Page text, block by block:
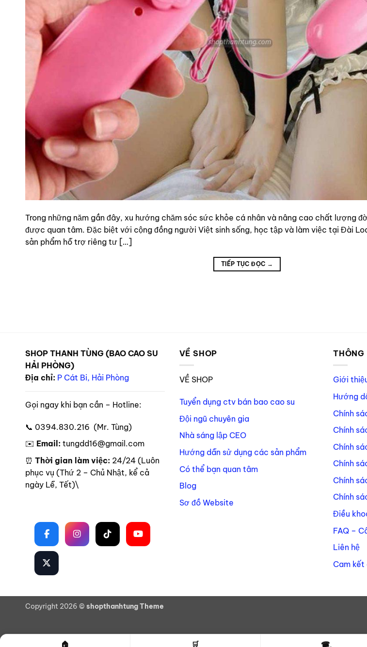
Trong những năm gần đây, xu hướng chăm sóc sức khỏe cá nhân và nâng cao chất lượng
được quan tâm. Đặc biệt với cộng đồng người Việt sinh sống, học tập và làm việc tại Đài
sản phẩm hỗ trợ riêng tư […]
TIẾP TỤC ĐỌC →
SHOP THANH TÙNG (BAO CAO SU
HẢI PHÒNG)
Địa chỉ: P Cát Bi, Hải Phòng
Gọi ngay khi bạn cần – Hotline:
📞 0394.830.216 (Mr. Tùng)
✉️ Email: tungdd16@gmail.com
⏰ Thời gian làm việc: 24/24 (Luôn
phục vụ (Thứ 2 – Chủ Nhật, kể cả
ngày Lễ, Tết)\
VỀ SHOP
VỀ SHOP
Tuyển dụng ctv bán bao cao su
Đội ngũ chuyên gia
Nhà sáng lập CEO
Hướng dẫn sử dụng các sản phẩm
Có thể bạn quan tâm
Blog
Sơ đồ Website
THÔNG
Giới
Hướng
Chính
Chính
Chính
Chính
Chính
Chính
Điều
FAQ –
Liên hệ
Cam
Copyright 2026 © shopthanhtung Theme
🏠 🛒 ☎